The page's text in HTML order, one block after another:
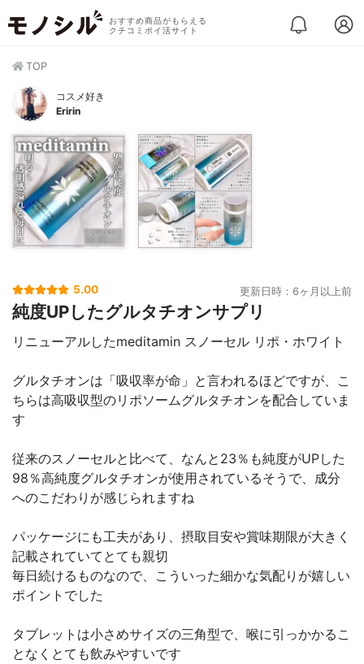
おすすめ商品がもらえる
クチコミポイ活サイト
TOP
コスメ好き
Eririn
5.00 更新日時：6ヶ月以上前
純度UPしたグルタチオンサプリ
リニューアルしたmeditamin スノーセル リポ・ホワイト
グルタチオンは「吸収率が命」と言われるほどですが、こ
ちらは高吸収型のリポソームグルタチオンを配合していま
す
従来のスノーセルと比べて、なんと23％も純度がUPした
98％高純度グルタチオンが使用されているそうで、成分
へのこだわりが感じられますね
パッケージにも工夫があり、摂取目安や賞味期限が大きく
記載されていてとても親切
毎日続けるものなので、こういった細かな気配りが嬉しい
ポイントでした
タブレットは小さめサイズの三角型で、喉に引っかかるこ
となくとても飲みやすいです